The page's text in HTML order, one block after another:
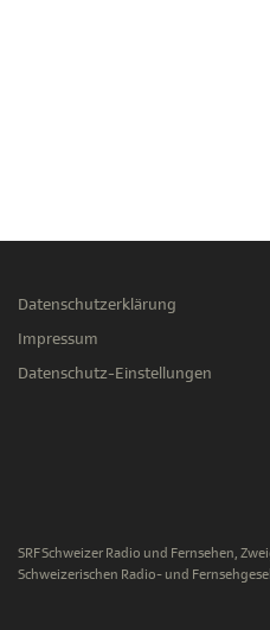
Datenschutzerklärung
Impressum
Datenschutz-Einstellungen
SRF Schweizer Radio und Fernsehen,
Schweizerischen Radio- und